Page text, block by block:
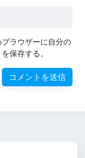
ラウザーに自分の
保存する。